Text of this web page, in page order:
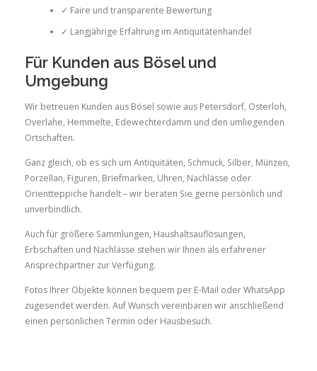
✓ Faire und transparente Bewertung
✓ Langjährige Erfahrung im Antiquitätenhandel
Für Kunden aus Bösel und
Umgebung
Wir betreuen Kunden aus Bösel sowie aus Petersdorf, Osterloh,
Overlahe, Hemmelte, Edewechterdamm und den umliegenden
Ortschaften.
Ganz gleich, ob es sich um Antiquitäten, Schmuck, Silber, Münzen,
Porzellan, Figuren, Briefmarken, Uhren, Nachlässe oder
Orientteppiche handelt – wir beraten Sie gerne persönlich und
unverbindlich.
Auch für größere Sammlungen, Haushaltsauflösungen,
Erbschaften und Nachlässe stehen wir Ihnen als erfahrener
Ansprechpartner zur Verfügung.
Fotos Ihrer Objekte können bequem per E-Mail oder WhatsApp
zugesendet werden. Auf Wunsch vereinbaren wir anschließend
einen persönlichen Termin oder Hausbesuch.